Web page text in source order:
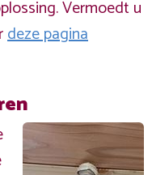
Vermoedt u
deze pagina